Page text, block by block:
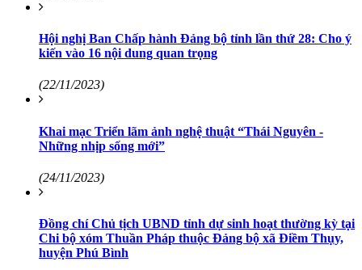
Hội nghị Ban Chấp hành Đảng bộ tỉnh lần thứ 28: Cho ý
kiến vào 16 nội dung quan trọng
(22/11/2023)
Khai mạc Triển lãm ảnh nghệ thuật “Thái Nguyên -
Những nhịp sống mới”
(24/11/2023)
Đồng chí Chủ tịch UBND tỉnh dự sinh hoạt thường kỳ tại
Chi bộ xóm Thuần Pháp thuộc Đảng bộ xã Điềm Thụy,
huyện Phú Bình